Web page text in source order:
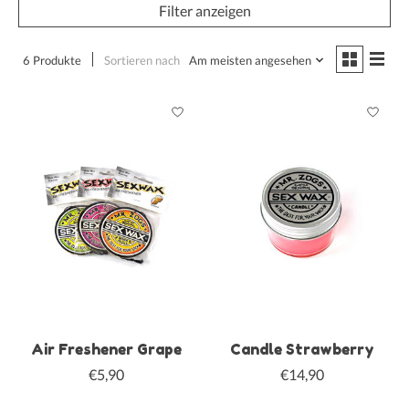
Filter anzeigen
6 Produkte Sortieren nach Am meisten angesehen
Air Freshener Grape
€5,90
Candle Strawberry
€14,90